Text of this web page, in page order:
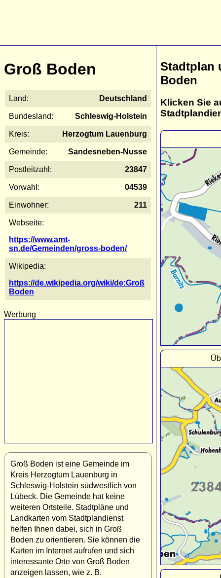
Groß Boden
Land: Deutschland
Bundesland: Schleswig-Holstein
Kreis: Herzogtum Lauenburg
Gemeinde: Sandesneben-Nusse
Postleitzahl: 23847
Vorwahl: 04539
Einwohner: 211
Webseite:
https://www.amt-
sn.de/Gemeinden/gross-boden/
Wikipedia:
https://de.wikipedia.org/wiki/de:Groß
Boden
Werbung
Groß Boden ist eine Gemeinde im
Kreis Herzogtum Lauenburg in
Schleswig-Holstein südwestlich von
Lübeck. Die Gemeinde hat keine
weiteren Ortsteile. Stadtpläne und
Landkarten vom Stadtplandienst
helfen Ihnen dabei, sich in Groß
Boden zu orientieren. Sie können die
Karten im Internet aufrufen und sich
interessante Orte von Groß Boden
anzeigen lassen, wie z. B.
Stadtplan
Boden
Klicken Sie